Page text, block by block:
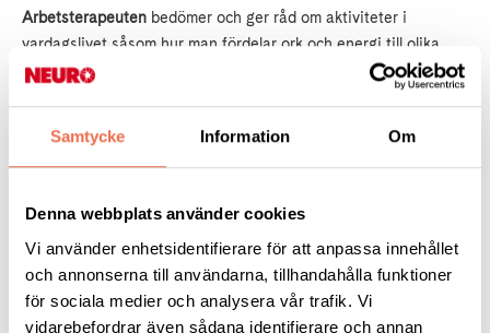
Samtycke Information Om
Denna webbplats använder cookies
Vi använder enhetsidentifierare för att anpassa innehållet
och annonserna till användarna, tillhandahålla funktioner
för sociala medier och analysera vår trafik. Vi
vidarebefordrar även sådana identifierare och annan
Arbetsterapeuten bedömer och ger råd om aktiviteter i
vardagslivet såsom hur man fördelar ork och energi till olika
delar i vardagen som arbete, fritid och familj. Det kan gälla
vardagliga aktiviteter kan underlättas. Tillsammans med
arbetsplatsanpassning, provar ut förflyttningshjälpmedel, ADL-
hjälpmedel och hjälpmedel för kommunikation.